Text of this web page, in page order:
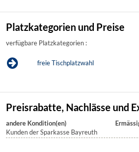
Platzkategorien und Preise
verfügbare Platzkategorien :
freie Tischplatzwahl
Preisrabatte, Nachlässe und
andere Kondition(en)
Kunden der Sparkasse Bayreuth